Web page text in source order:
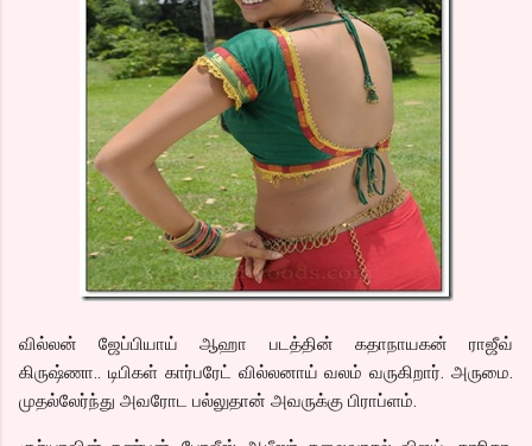
வில்லன் ஜேப்பியாய் ஆஹா படத்தின் கதாநாயகன் ராஜீவ்
கிருஷ்ணா.. டிபிகள் கார்பரேட் வில்லனாய் வலம் வருகிறார். அருமை.
முதல்லேர்ந்து அவரோட பல்லுதான் அவருக்கு பிராப்ளம்.